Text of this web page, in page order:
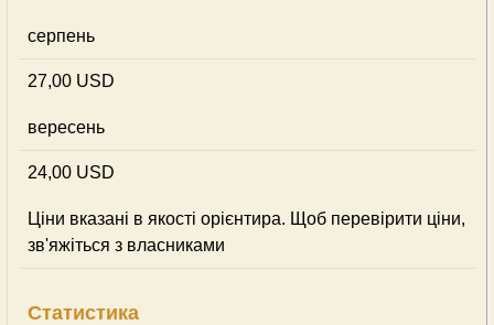
серпень
27,00 USD
вересень
24,00 USD
Ціни вказані в якості орієнтира. Щоб перевірити ціни,
зв'яжіться з власниками
Статистика